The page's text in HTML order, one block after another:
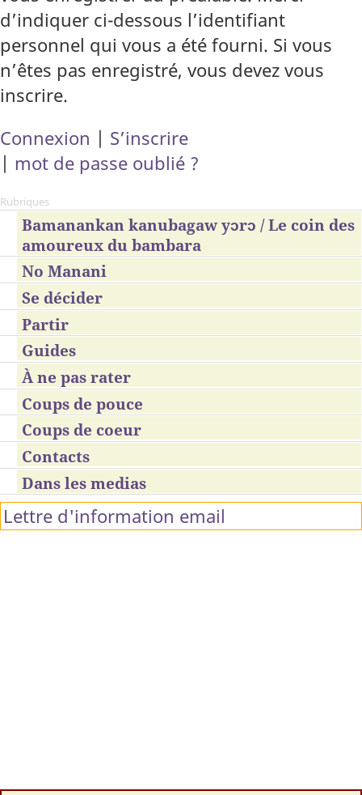
d’indiquer ci-dessous l’identifiant
personnel qui vous a été fourni. Si vous
n’êtes pas enregistré, vous devez vous
inscrire.
Connexion | S’inscrire
| mot de passe oublié ?
Rubriques
Bamanankan kanubagaw yɔrɔ / Le coin des
amoureux du bambara
No Manani
Se décider
Partir
Guides
À ne pas rater
Coups de pouce
Coups de coeur
Contacts
Dans les medias
Lettre d'information email